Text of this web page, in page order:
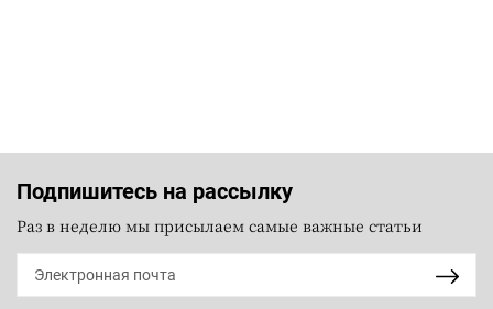
Подпишитесь на рассылку
Раз в неделю мы присылаем самые важные статьи